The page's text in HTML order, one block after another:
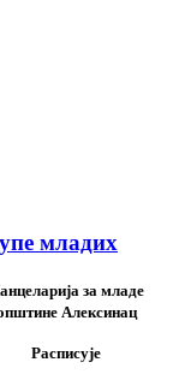
младих
за младе
Алексинац
Расписује